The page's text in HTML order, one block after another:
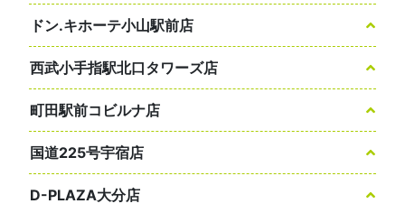
ドン.キホーテ小山駅前店
西武小手指駅北口タワーズ店
町田駅前コビルナ店
国道225号宇宿店
D-PLAZA大分店